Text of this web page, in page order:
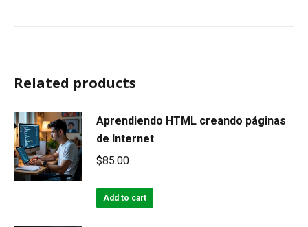
Related products
Aprendiendo HTML creando páginas
de Internet
$85.00
Add to cart